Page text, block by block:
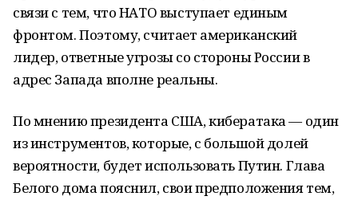
связи с тем, что НАТО выступает единым
фронтом. Поэтому, считает американский
лидер, ответные угрозы со стороны России в
адрес Запада вполне реальны.
По мнению президента США, кибератака — один
из инструментов, которые, с большой долей
вероятности, будет использовать Путин. Глава
Белого дома пояснил, свои предположения тем,